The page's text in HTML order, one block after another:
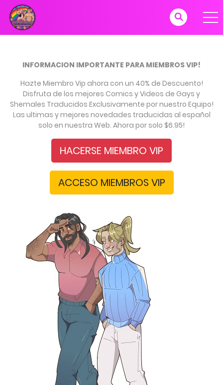
INFORMACION IMPORTANTE PARA MIEMBROS VIP!
Hazte Miembro Vip ahora con un 40% de Descuento!
Disfruta de los mejores Comics y Videos de Gays y
Shemales Traducidos Exclusivamente por nuestro Equipo!
Las ultimas y mejores novedades traducidas al español
solo en nuestra Web. Ahora por solo $6.95!
HACERSE MIEMBRO VIP
ACCESO MIEMBROS VIP